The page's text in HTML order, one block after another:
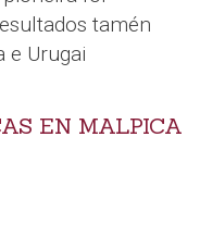
tamén
e Urugai
EN MALPICA